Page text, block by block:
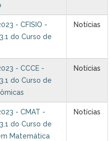
- CFISIO -
do Curso de
Notícias
- CCCE -
do Curso de
Notícias
- CMAT -
do Curso de
Matemática
Notícias